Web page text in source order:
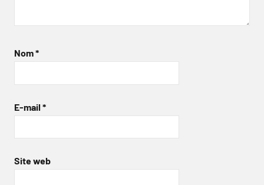
Nom*
E-mail *
Site web